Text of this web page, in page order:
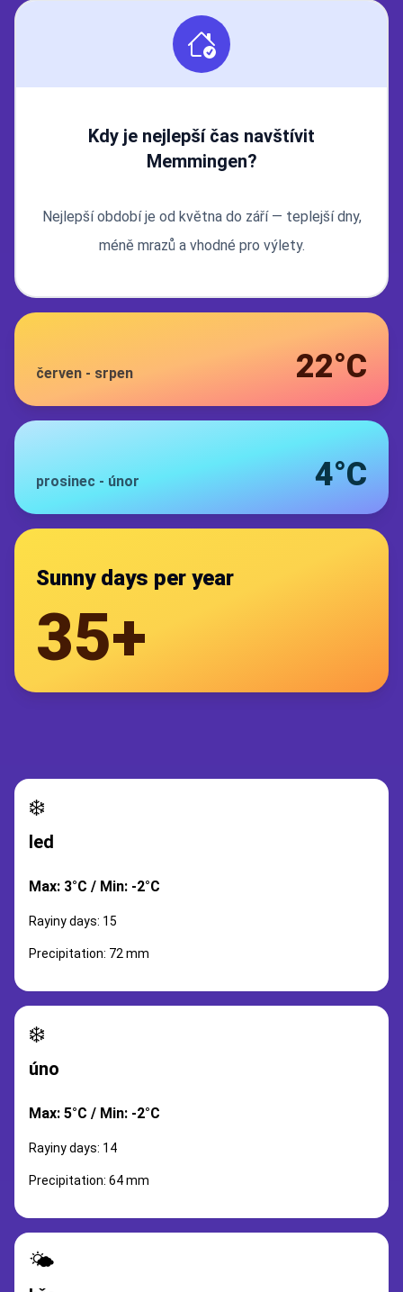
Kdy je nejlepší čas navštívit
Memmingen?
Nejlepší období je od května do září — teplejší dny,
méně mrazů a vhodné pro výlety.
červen - srpen 22°C
prosinec - únor 4°C
Sunny days per year
35+
❄️
led
Max: 3°C / Min: -2°C
Rayiny days: 15
Precipitation: 72 mm
❄️
úno
Max: 5°C / Min: -2°C
Rayiny days: 14
Precipitation: 64 mm
🌤️